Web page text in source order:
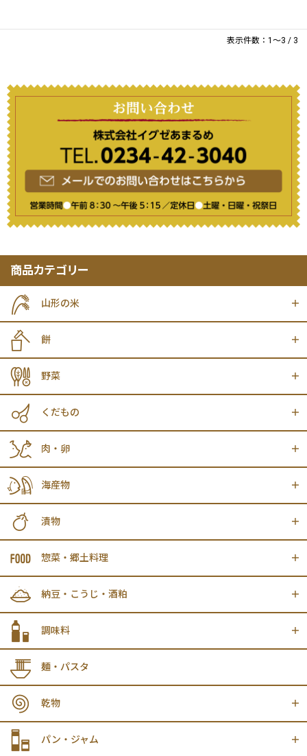
表示件数：1～3 / 3
商品カテゴリー
山形の米
餅
野菜
くだもの
肉・卵
海産物
漬物
惣菜・郷土料理
納豆・こうじ・酒粕
調味料
麺・パスタ
乾物
パン・ジャム